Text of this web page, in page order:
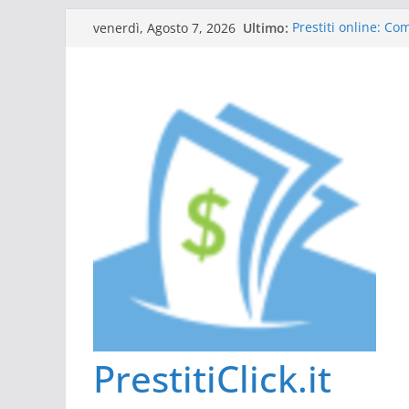
Saltavenerdì, Agosto 7, 2026 Ultimo: Prestiti online:
PrestitiClick.it